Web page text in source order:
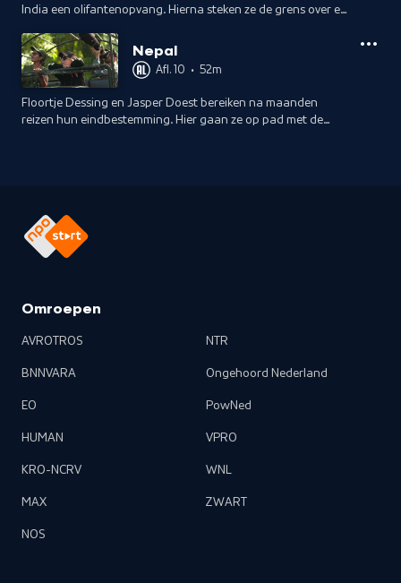
India een olifantenopvang. Hierna steken ze de grens over en
festival begonnen.
Nepal
Afl. 10 • 52m
Floortje Dessing en Jasper Doest bereiken na maanden
reizen hun eindbestemming. Hier gaan ze op pad met de
Omroepen
AVROTROS
BNNVARA
EO
HUMAN
KRO-NCRV
MAX
NOS
NTR
Ongehoord Nederland
PowNed
VPRO
WNL
ZWART